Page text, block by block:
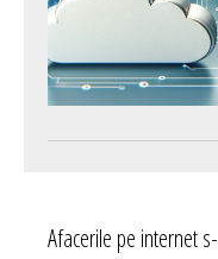
Afacerile pe internet